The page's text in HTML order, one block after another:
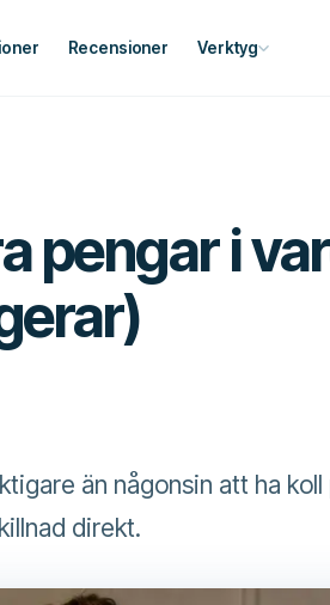
Recensioner Verktyg
pengar i
än någonsin att ha
direkt.